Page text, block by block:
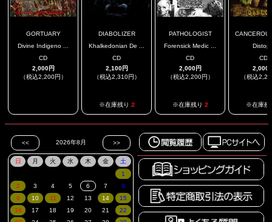
GORTUARY
Divine Indigeno ...
CD
2,000円
（税込2,200円）
DIABOLIZER
Khalkedonian De ...
CD
2,100円
（税込2,310円）
※在庫残り 2
PATHOLOGIST
Forensick Medic ...
CD
2,000円
（税込2,200円）
※在庫残り 2
CD
2,000
（税込
※在庫残